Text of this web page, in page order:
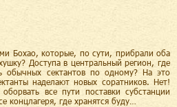
Бохао, которые, по сути, прибрали оба
Доступа в центральный регион, где
обычных сектантов по одному? На это
наделают новых соратников. Нет!
все пути поставки субстанции
концлагеря, где хранятся буду…